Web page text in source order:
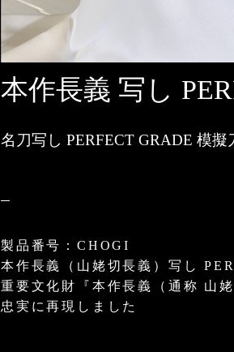
本作長義 写し
名刀写し PERFECT GRADE 模擬
製品番号：CHOGI
本作長義（山姥切長義）写し
重要文化財『本作長義（通称 山
忠実に再現しました